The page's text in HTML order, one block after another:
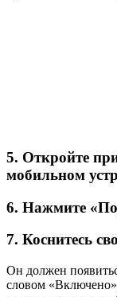
5. Откройте
мобильном
6. Нажмите
7. Коснитесь
Он должен
словом